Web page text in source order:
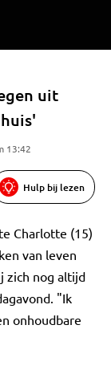
uit
13:42
Hulp bij lezen
Charlotte (15)
van leven
zich nog altijd
"Ik
onhoudbare